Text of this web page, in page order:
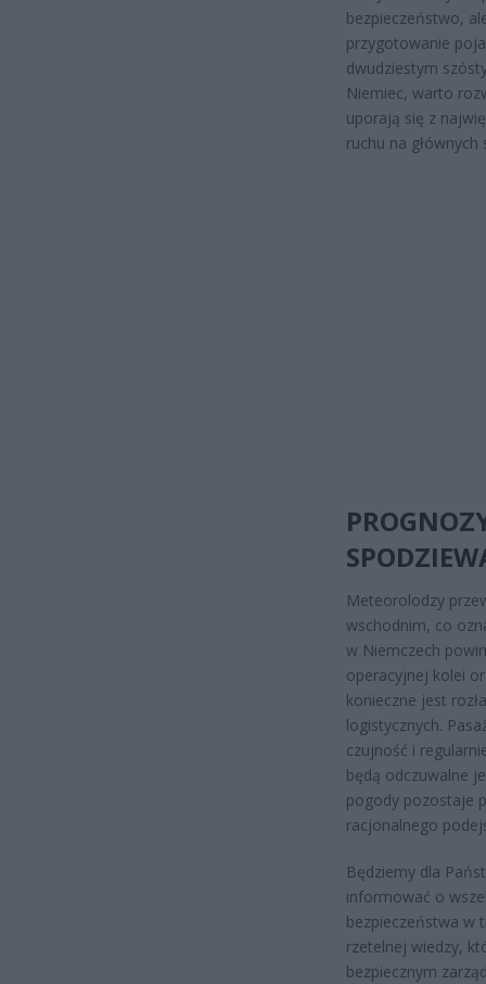
bezpieczeństwo,
przygotowanie
dwudziestym
Niemiec, warto
uporają się z
ruchu na
Meteorolodzy
wschodnim, co
w Niemczech
operacyjnej kolei
konieczne jest
logistycznych.
czujność i
będą odczuwalne
pogody pozostaje
racjonalnego
Będziemy dla
informować o
bezpieczeństwa w
rzetelnej wiedzy,
bezpiecznym